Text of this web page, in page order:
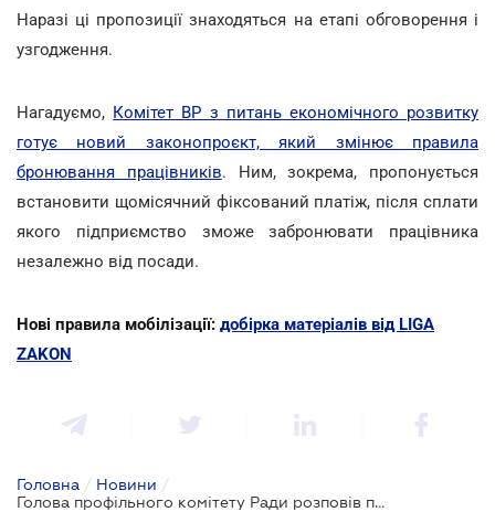
Наразі ці пропозиції знаходяться на етапі обговорення і
узгодження.
Нагадуємо, Комітет ВР з питань економічного розвитку
готує новий законопроєкт, який змінює правила
бронювання працівників. Ним, зокрема, пропонується
встановити щомісячний фіксований платіж, після сплати
якого підприємство зможе забронювати працівника
незалежно від посади.
Нові правила мобілізації: добірка матеріалів від LIGA
ZAKON
Головна / Новини /
Голова профільного комітету Ради розповів про нову концепцію бронювання